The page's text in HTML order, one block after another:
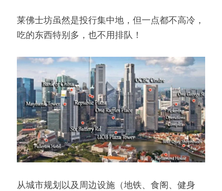
莱佛士坊虽然是投行集中地，但一点都不高冷，
吃的东西特别多，也不用排队！
从城市规划以及周边设施（地铁、食阁、健身